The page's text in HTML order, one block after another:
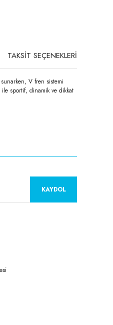
TAKSİT SEÇENEKLERİ
V fren sistemi
ile sportif, dinamik ve dikkat
KAYDOL